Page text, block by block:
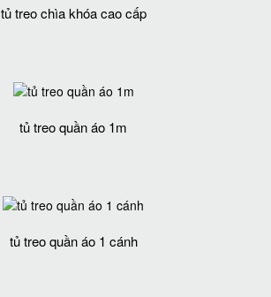
tủ treo chìa khóa cao cấp
tủ treo quần áo 1m
tủ treo quần áo 1 cánh